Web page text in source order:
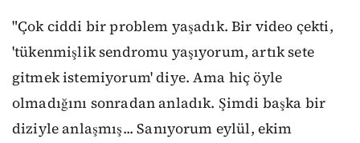
"Çok ciddi bir problem yaşadık. Bir video çekti,
'tükenmişlik sendromu yaşıyorum, artık sete
gitmek istemiyorum' diye. Ama hiç öyle
olmadığını sonradan anladık. Şimdi başka bir
diziyle anlaşmış... Sanıyorum eylül, ekim